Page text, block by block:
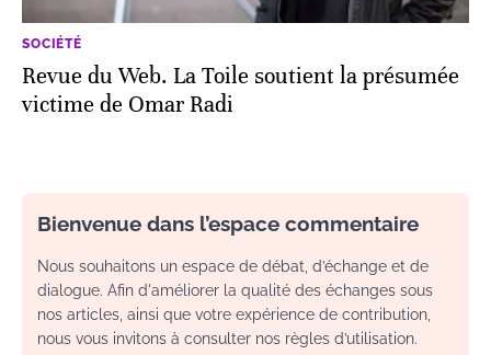
SOCIÉTÉ
Revue du Web. La Toile soutient la présumée
victime de Omar Radi
Bienvenue dans l’espace commentaire
Nous souhaitons un espace de débat, d’échange et de
dialogue. Afin d'améliorer la qualité des échanges sous
nos articles, ainsi que votre expérience de contribution,
nous vous invitons à consulter nos règles d’utilisation.